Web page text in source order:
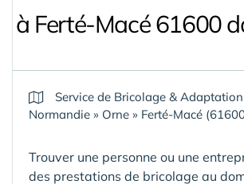
à Ferté-Macé 61600
Service de Bricolage &
Normandie » Orne » Ferté-Macé
Trouver une personne ou une
des prestations de bricolage au